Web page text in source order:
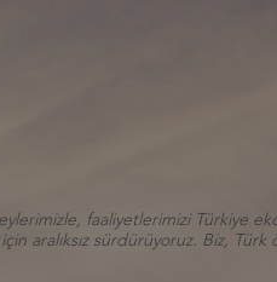
faaliyetlerimizi Türkiye
aralıksız sürdürüyoruz. Biz, Türk